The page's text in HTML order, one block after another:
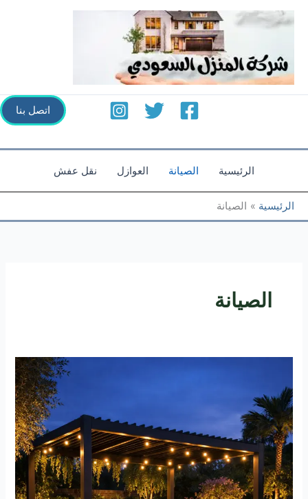
تخطي
إلى
اتصل بنا
الرئيسية الصيانة العوازل نقل عفش
الرئيسية الصيانة
الصيانة